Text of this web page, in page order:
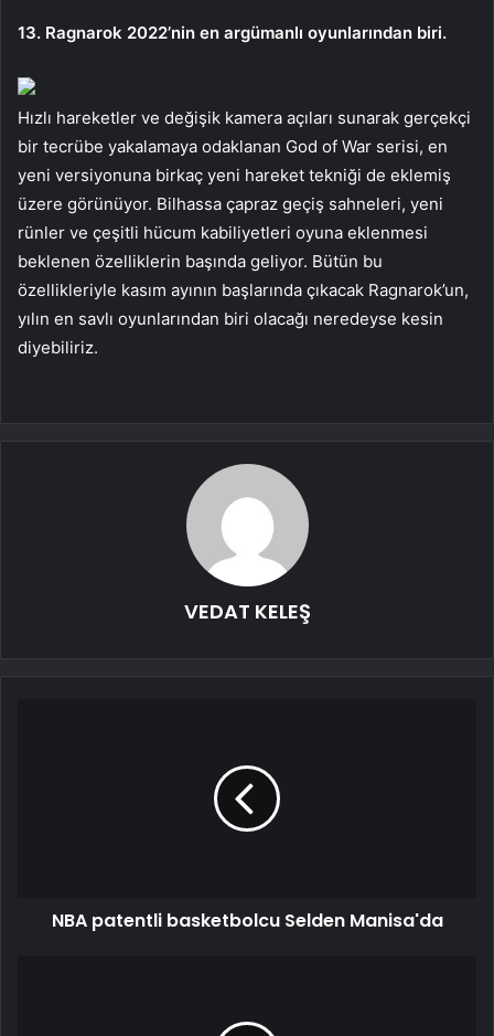
13. Ragnarok 2022’nin en argümanlı oyunlarından biri.
Hızlı hareketler ve değişik kamera açıları sunarak gerçekçi
bir tecrübe yakalamaya odaklanan God of War serisi, en
yeni versiyonuna birkaç yeni hareket tekniği de eklemiş
üzere görünüyor. Bilhassa çapraz geçiş sahneleri, yeni
rünler ve çeşitli hücum kabiliyetleri oyuna eklenmesi
beklenen özelliklerin başında geliyor. Bütün bu
özellikleriyle kasım ayının başlarında çıkacak Ragnarok’un,
yılın en savlı oyunlarından biri olacağı neredeyse kesin
diyebiliriz.
VEDAT KELEŞ
NBA patentli basketbolcu Selden Manisa'da